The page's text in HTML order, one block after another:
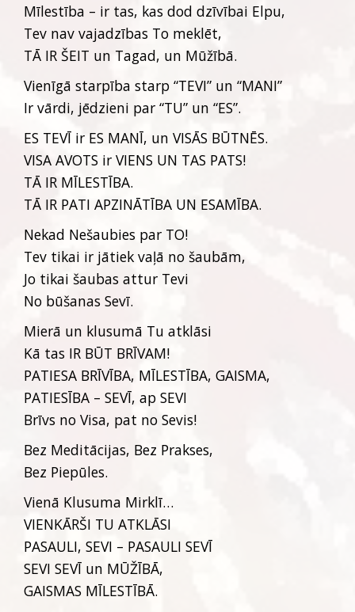
Mīlestība – ir tas, kas dod dzīvībai Elpu,
Tev nav vajadzības To meklēt,
TĀ IR ŠEIT un Tagad, un Mūžībā.
Vienīgā starpība starp “TEVI” un “MANI”
Ir vārdi, jēdzieni par “TU” un “ES”.
ES TEVĪ ir ES MANĪ, un VISĀS BŪTNĒS.
VISA AVOTS ir VIENS UN TAS PATS!
TĀ IR MĪLESTĪBA.
TĀ IR PATI APZINĀTĪBA UN ESAMĪBA.
Nekad Nešaubies par TO!
Tev tikai ir jātiek vaļā no šaubām,
Jo tikai šaubas attur Tevi
No būšanas Sevī.
Mierā un klusumā Tu atklāsi
Kā tas IR BŪT BRĪVAM!
PATIESA BRĪVĪBA, MĪLESTĪBA, GAISMA,
PATIESĪBA – SEVĪ, ap SEVI
Brīvs no Visa, pat no Sevis!
Bez Meditācijas, Bez Prakses,
Bez Piepūles.
Vienā Klusuma Mirklī…
VIENKĀRŠI TU ATKLĀSI
PASAULI, SEVI – PASAULI SEVĪ
SEVI SEVĪ un MŪŽĪBĀ,
GAISMAS MĪLESTĪBĀ.